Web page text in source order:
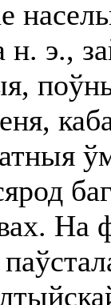
н. э.,
На